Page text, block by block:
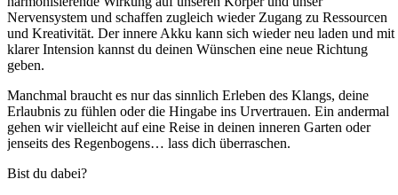
Nervensystem und schaffen zugleich wieder Zugang zu Ressourcen
und Kreativität. Der innere Akku kann sich wieder neu laden und mit
klarer Intension kannst du deinen Wünschen eine neue Richtung
geben.
Manchmal braucht es nur das sinnlich Erleben des Klangs, deine
Erlaubnis zu fühlen oder die Hingabe ins Urvertrauen. Ein andermal
gehen wir vielleicht auf eine Reise in deinen inneren Garten oder
jenseits des Regenbogens… lass dich überraschen.
Bist du dabei?